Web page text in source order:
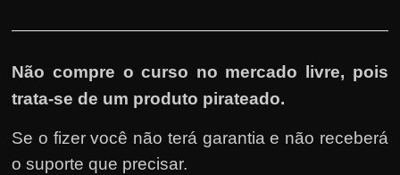
Não compre o curso no mercado livre, pois
trata-se de um produto pirateado.
Se o fizer você não terá garantia e não receberá
o suporte que precisar.